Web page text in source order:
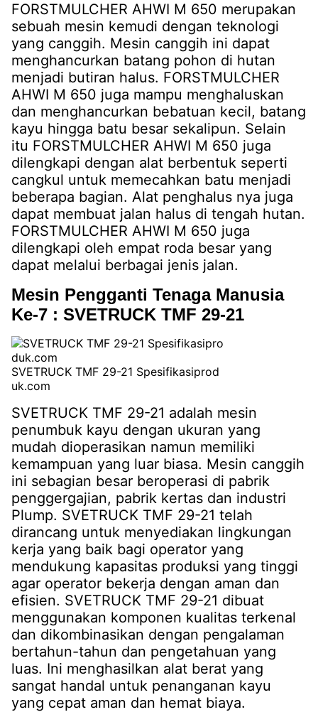
FORSTMULCHER AHWI M 650 merupakan
sebuah mesin kemudi dengan teknologi
yang canggih. Mesin canggih ini dapat
menghancurkan batang pohon di hutan
menjadi butiran halus. FORSTMULCHER
AHWI M 650 juga mampu menghaluskan
dan menghancurkan bebatuan kecil, batang
kayu hingga batu besar sekalipun. Selain
itu FORSTMULCHER AHWI M 650 juga
dilengkapi dengan alat berbentuk seperti
cangkul untuk memecahkan batu menjadi
beberapa bagian. Alat penghalus nya juga
dapat membuat jalan halus di tengah hutan.
FORSTMULCHER AHWI M 650 juga
dilengkapi oleh empat roda besar yang
dapat melalui berbagai jenis jalan.
Mesin Pengganti Tenaga Manusia
Ke-7 : SVETRUCK TMF 29-21
SVETRUCK TMF 29-21 Spesifikasiprod
uk.com
SVETRUCK TMF 29-21 adalah mesin
penumbuk kayu dengan ukuran yang
mudah dioperasikan namun memiliki
kemampuan yang luar biasa. Mesin canggih
ini sebagian besar beroperasi di pabrik
penggergajian, pabrik kertas dan industri
Plump. SVETRUCK TMF 29-21 telah
dirancang untuk menyediakan lingkungan
kerja yang baik bagi operator yang
mendukung kapasitas produksi yang tinggi
agar operator bekerja dengan aman dan
efisien. SVETRUCK TMF 29-21 dibuat
menggunakan komponen kualitas terkenal
dan dikombinasikan dengan pengalaman
bertahun-tahun dan pengetahuan yang
luas. Ini menghasilkan alat berat yang
sangat handal untuk penanganan kayu
yang cepat aman dan hemat biaya.